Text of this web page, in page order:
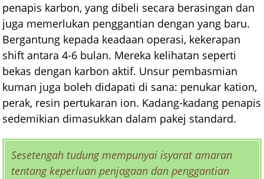
penapis karbon, yang dibeli secara berasingan dan
juga memerlukan penggantian dengan yang baru.
Bergantung kepada keadaan operasi, kekerapan
shift antara 4-6 bulan. Mereka kelihatan seperti
bekas dengan karbon aktif. Unsur pembasmian
kuman juga boleh didapati di sana: penukar kation,
perak, resin pertukaran ion. Kadang-kadang penapis
sedemikian dimasukkan dalam pakej standard.
Sesetengah tudung mempunyai isyarat amaran
tentang keperluan penjagaan dan penggantian